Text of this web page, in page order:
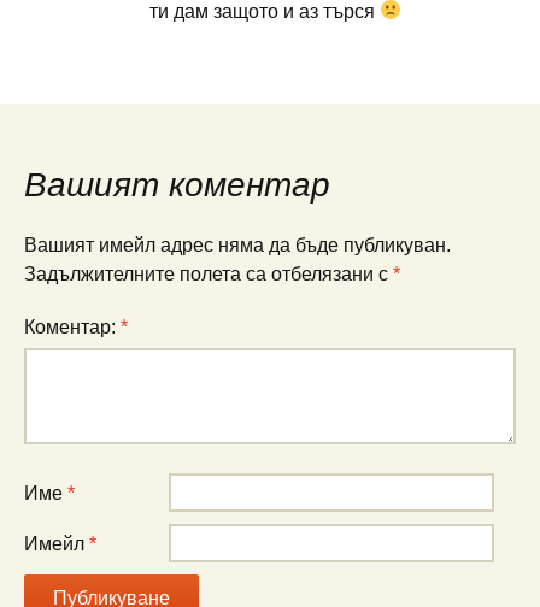
ти дaм зaщoтo и aз тъpcя
Вашият коментар
Вашият имейл адрес няма да бъде публикуван.
Задължителните полета са отбелязани с *
Коментар: *
Име *
Имейл *